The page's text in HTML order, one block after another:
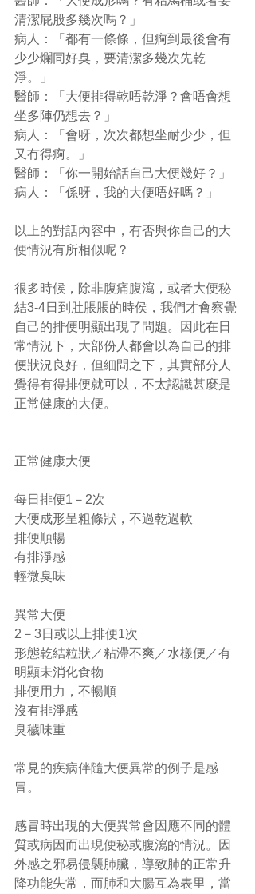
清潔屁股多幾次嗎？」
病人：「都有一條條，但痾到最後會有
少少爛同好臭，要清潔多幾次先乾
淨。」
醫師：「大便排得乾唔乾淨？會唔會想
坐多陣仍想去？」
病人：「會呀，次次都想坐耐少少，但
又冇得痾。」
醫師：「你一開始話自己大便幾好？」
病人：「係呀，我的大便唔好嗎？」
以上的對話內容中，有否與你自己的大
便情況有所相似呢？
很多時候，除非腹痛腹瀉，或者大便秘
結3-4日到肚脹脹的時侯，我們才會察覺
自己的排便明顯出現了問題。因此在日
常情況下，大部份人都會以為自己的排
便狀況良好，但細問之下，其實部分人
覺得有得排便就可以，不太認識甚麼是
正常健康的大便。
正常健康大便
每日排便1－2次
大便成形呈粗條狀，不過乾過軟
排便順暢
有排淨感
輕微臭味
異常大便
2－3日或以上排便1次
形態乾結粒狀／粘滯不爽／水樣便／有
明顯未消化食物
排便用力，不暢順
沒有排淨感
臭穢味重
常見的疾病伴隨大便異常的例子是感
冒。
感冒時出現的大便異常會因應不同的體
質或病因而出現便秘或腹瀉的情況。因
外感之邪易侵襲肺臟，導致肺的正常升
降功能失常，而肺和大腸互為表里，當